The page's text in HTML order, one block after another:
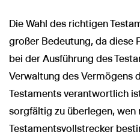
Die Wahl des richtigen
großer Bedeutung, da diese
bei der Ausführung des
Verwaltung des Vermögens
Testaments verantwortlich
sorgfältig zu überlegen, wen
Testamentsvollstrecker